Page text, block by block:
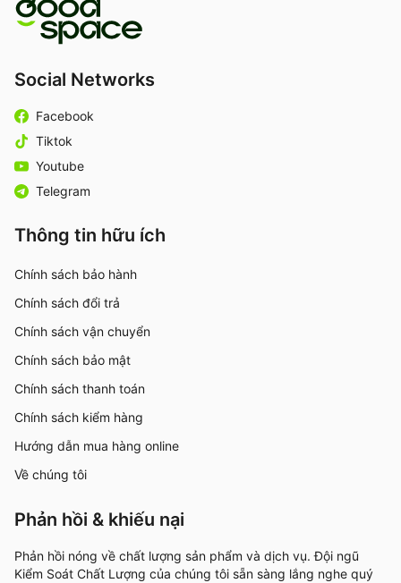
Social Networks
Facebook
Tiktok
Youtube
Telegram
Thông tin hữu ích
Chính sách bảo hành
Chính sách đổi trả
Chính sách vận chuyển
Chính sách bảo mật
Chính sách thanh toán
Chính sách kiểm hàng
Hướng dẫn mua hàng online
Về chúng tôi
Phản hồi & khiếu nại
Phản hồi nóng về chất lượng sản phẩm và dịch vụ. Đội ngũ
Kiểm Soát Chất Lượng của chúng tôi sẵn sàng lắng nghe quý